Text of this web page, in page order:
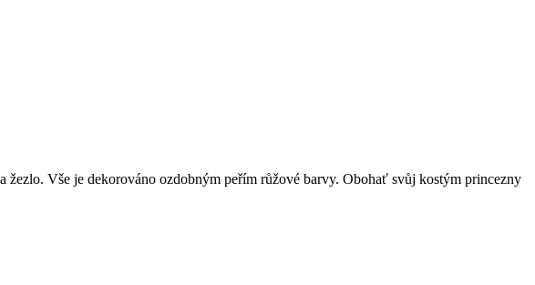
Vše je dekorováno ozdobným peřím růžové barvy. Obohať svůj kostým princezny